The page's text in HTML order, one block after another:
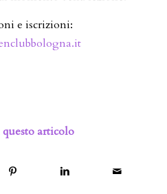
e iscrizioni:
articolo